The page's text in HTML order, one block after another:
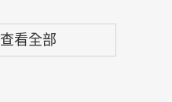
查看全部